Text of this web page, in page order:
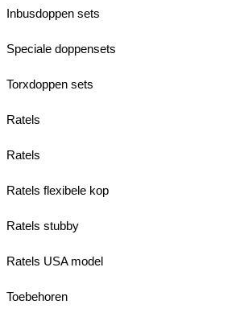
Inbusdoppen sets
Speciale doppensets
Torxdoppen sets
Ratels
Ratels
Ratels flexibele kop
Ratels stubby
Ratels USA model
Toebehoren